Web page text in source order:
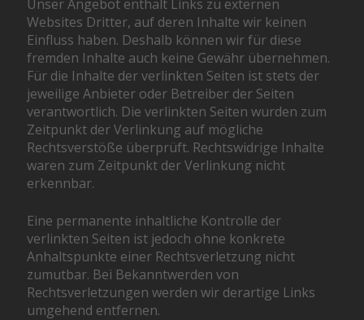
Unser Angebot enthält Links zu externen
Websites Dritter, auf deren Inhalte wir keinen
Einfluss haben. Deshalb können wir für diese
fremden Inhalte auch keine Gewähr übernehmen.
Für die Inhalte der verlinkten Seiten ist stets der
jeweilige Anbieter oder Betreiber der Seiten
verantwortlich. Die verlinkten Seiten wurden zum
Zeitpunkt der Verlinkung auf mögliche
Rechtsverstöße überprüft. Rechtswidrige Inhalte
waren zum Zeitpunkt der Verlinkung nicht
erkennbar.
Eine permanente inhaltliche Kontrolle der
verlinkten Seiten ist jedoch ohne konkrete
Anhaltspunkte einer Rechtsverletzung nicht
zumutbar. Bei Bekanntwerden von
Rechtsverletzungen werden wir derartige Links
umgehend entfernen.